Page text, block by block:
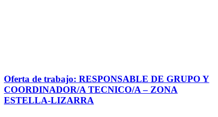
Oferta de trabajo: RESPONSABLE DE GRUPO Y
COORDINADOR/A TECNICO/A – ZONA
ESTELLA-LIZARRA